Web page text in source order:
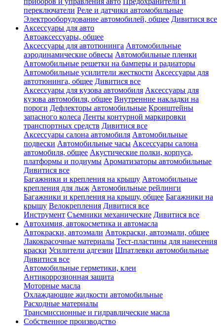
переключатели Реле и датчики автомобильные
Электрооборудование автомобилей, общее Дивитися все
Аксессуары для авто
Автоаксессуары, общее
Аксессуары для автотюнинга Автомобильные
аэродинамические обвесы Автомобильные пленки
Автомобильные решетки на бамперы и радиаторы
Автомобильные усилители жесткости Аксессуары для
автотюнинга, общее Дивитися все
Аксессуары для кузова автомобиля Аксессуары для
кузова автомобиля, общее Внутренние накладки на
пороги Дефлекторы автомобильные Кронштейны
запасного колеса Ленты контурной маркировки
транспортных средств Дивитися все
Аксессуары салона автомобиля Автомобильные
подвески Автомобильные часы Аксессуары салона
автомобиля, общее Акустические полки, корпуса,
платформы и подиумы Ароматизаторы автомобильные
Дивитися все
Багажники и крепления на крышу Автомобильные
крепления для лыж Автомобильные рейлинги
Багажники и крепления на крышу, общее Багажники на
крышу Велокрепления Дивитися все
Инструмент Съемники механические Дивитися все
Автохимия, автокосметика и автомасла
Автокраски, автоэмали Автокраски, автоэмали, общее
Лакокрасочные материалы Тест-пластины для нанесения
краски Усилители адгезии Шпатлевки автомобильные
Дивитися все
Автомобильные герметики, клеи
Антикоррозионная защита
Моторные масла
Охлаждающие жидкости автомобильные
Расходные материалы
Трансмиссионные и гидравлические масла
Собственное производство